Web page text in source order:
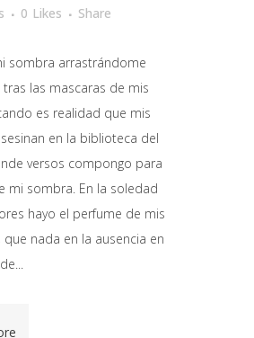
0 Likes Share
sombra arrastrándome
las mascaras de mis
es realidad que mis
en la biblioteca del
versos compongo para
mi sombra. En la soledad
hayo el perfume de mis
que nada en la ausencia en